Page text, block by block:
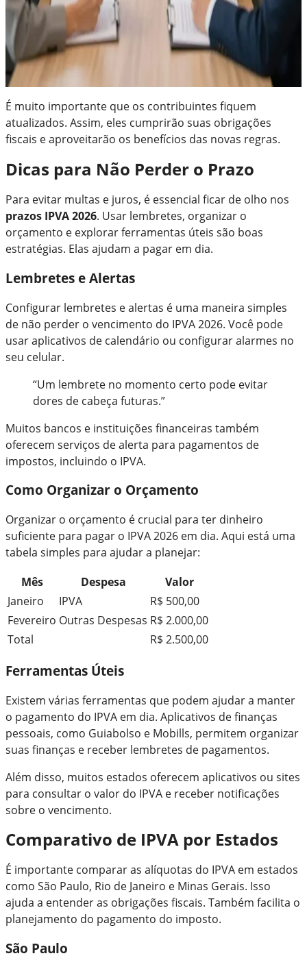
É muito importante que os contribuintes fiquem
atualizados. Assim, eles cumprirão suas obrigações
fiscais e aproveitarão os benefícios das novas regras.
Dicas para Não Perder o Prazo
Para evitar multas e juros, é essencial ficar de olho nos
prazos IPVA 2026. Usar lembretes, organizar o
orçamento e explorar ferramentas úteis são boas
estratégias. Elas ajudam a pagar em dia.
Lembretes e Alertas
Configurar lembretes e alertas é uma maneira simples
de não perder o vencimento do IPVA 2026. Você pode
usar aplicativos de calendário ou configurar alarmes no
seu celular.
“Um lembrete no momento certo pode evitar
dores de cabeça futuras.”
Muitos bancos e instituições financeiras também
oferecem serviços de alerta para pagamentos de
impostos, incluindo o IPVA.
Como Organizar o Orçamento
Organizar o orçamento é crucial para ter dinheiro
suficiente para pagar o IPVA 2026 em dia. Aqui está uma
tabela simples para ajudar a planejar:
Mês
Despesa
Valor
Janeiro
IPVA
R$ 500,00
Fevereiro Outras Despesas R$ 2.000,00
Total
R$ 2.500,00
Ferramentas Úteis
Existem várias ferramentas que podem ajudar a manter
o pagamento do IPVA em dia. Aplicativos de finanças
pessoais, como Guiabolso e Mobills, permitem organizar
suas finanças e receber lembretes de pagamentos.
Além disso, muitos estados oferecem aplicativos ou sites
para consultar o valor do IPVA e receber notificações
sobre o vencimento.
Comparativo de IPVA por Estados
É importante comparar as alíquotas do IPVA em estados
como São Paulo, Rio de Janeiro e Minas Gerais. Isso
ajuda a entender as obrigações fiscais. Também facilita o
planejamento do pagamento do imposto.
São Paulo